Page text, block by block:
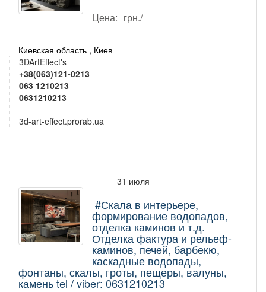
Цена: грн./
Киевская область , Киев
3DArtEffect's
+38(063)121-0213
063 1210213
0631210213
3d-art-effect.prorab.ua
31 июля
#Скала в интерьере,
формирование водопадов,
отделка каминов и т.д.
Отделка фактура и рельеф-
каминов, печей, барбекю,
каскадные водопады,
фонтаны, скалы, гроты, пещеры, валуны,
камень tel / viber: 0631210213